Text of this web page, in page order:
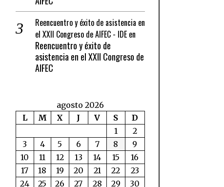
Reencuentro y éxito de asistencia en
el XXII Congreso de AIFEC - IDEen
Reencuentro y éxito de
asistencia en el XXII Congreso de
AIFEC
agosto 2026
L
M X J V S
D
1
2
3
4 5 6 7 8
9
10
11 12 13 14 15
16
17
18 19 20 21 22
23
24
25 26 27 28 29
30